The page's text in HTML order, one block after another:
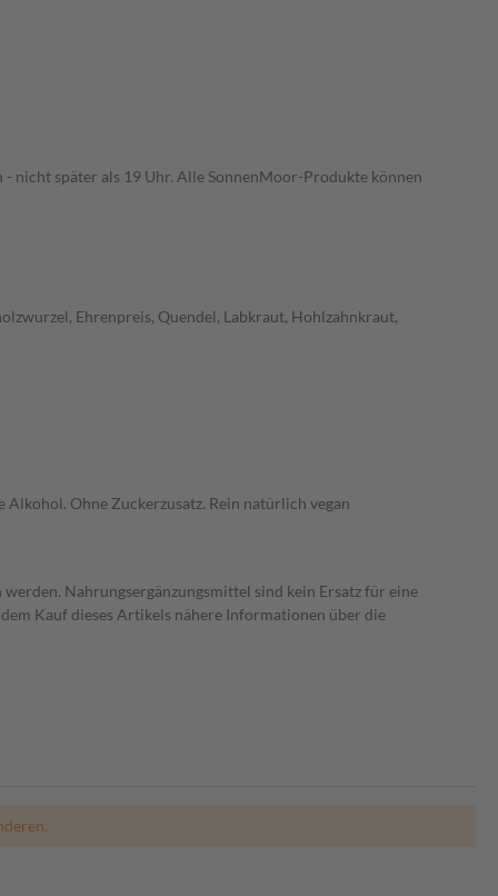
nicht später als 19 Uhr. Alle SonnenMoor-Produkte können
Ehrenpreis, Quendel, Labkraut, Hohlzahnkraut,
Ohne Zuckerzusatz. Rein natürlich vegan
Nahrungsergänzungsmittel sind kein Ersatz für eine
Kauf dieses Artikels nähere Informationen über die